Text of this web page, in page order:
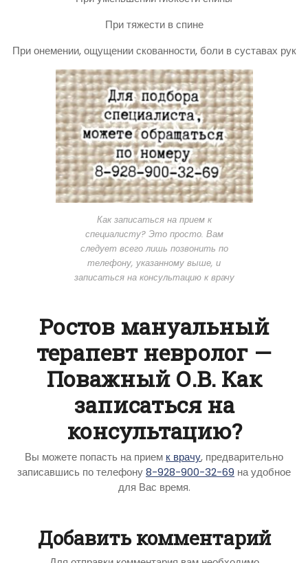
При тяжести в спине
При онемении, ощущении скованности, боли в суставах рук
Как записаться на прием к
специалисту? Это просто. Вам
следует всего лишь позвонить по
телефону, указанному выше, и
записаться на консультацию к врачу
Ростов мануальный
терапевт невролог —
Поважный О.В. Как
записаться на
консультацию?
Вы можете попасть на прием к врачу, предварительно
записавшись по телефону8-928-900-32-69 на удобное
для Вас время.
Добавить комментарий